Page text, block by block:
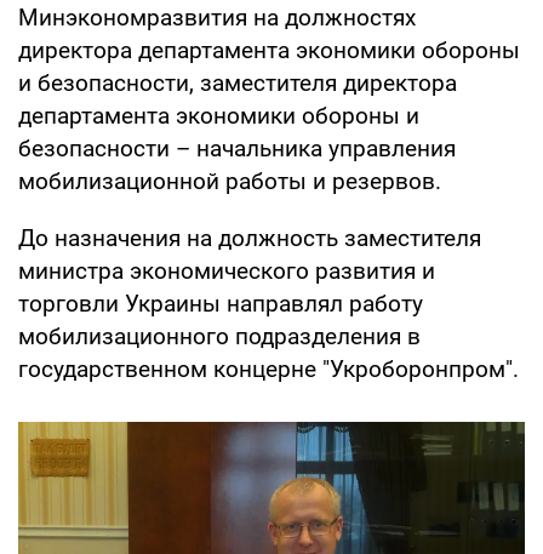
Минэкономразвития на должностях
директора департамента экономики обороны
и безопасности, заместителя директора
департамента экономики обороны и
безопасности – начальника управления
мобилизационной работы и резервов.
До назначения на должность заместителя
министра экономического развития и
торговли Украины направлял работу
мобилизационного подразделения в
государственном концерне "Укроборонпром".